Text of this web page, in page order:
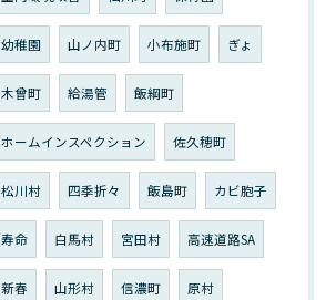
幼稚園 山ノ内町 小布施町 ぎょ
木曾町 給湯管 飯綱町
ホームインスペクション 佐久穂町
松川村 四季折々 飯島町 カビ胞子
寿命 白馬村 宮田村 高速道路SA
新春 山形村 信濃町 原村